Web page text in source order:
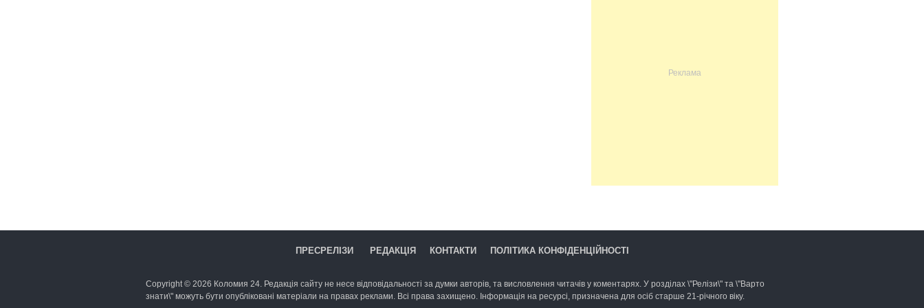
ПРЕСРЕЛІЗИ РЕДАКЦІЯ КОНТАКТИ ПОЛІТИКА КОНФІДЕНЦІЙНОСТІ
Copyright © 2026 Коломия 24. Редакція сайту не несе відповідальності за думки авторів, та висловлення читачів у коментарях. У розділах \"Релізи\" та \"Варто
знати\" можуть бути опубліковані матеріали на правах реклами. Всі права захищено. Інформація на ресурсі, призначена для осіб старше 21-річного віку.